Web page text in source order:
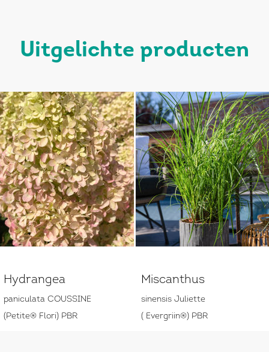
uitgelichte producten
Hydrangea
paniculata COUSSINE
(Petite® Flori) PBR
Miscanthus
sinensis Juliette
( Evergriin®) PBR